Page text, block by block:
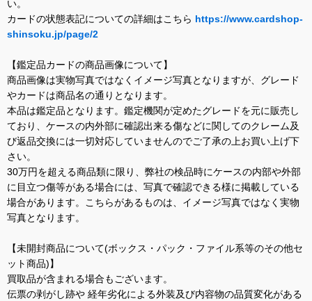
い。
カードの状態表記についての詳細はこちら https://www.cardshop-
shinsoku.jp/page/2
【鑑定品カードの商品画像について】
商品画像は実物写真ではなくイメージ写真となりますが、グレード
やカードは商品名の通りとなります。
本品は鑑定品となります。鑑定機関が定めたグレードを元に販売し
ており、ケースの内外部に確認出来る傷などに関してのクレーム及
び返品交換には一切対応していませんのでご了承の上お買い上げ下
さい。
30万円を超える商品類に限り、弊社の検品時にケースの内部や外部
に目立つ傷等がある場合には、写真で確認できる様に掲載している
場合があります。こちらがあるものは、イメージ写真ではなく実物
写真となります。
【未開封商品について(ボックス・パック・ファイル系等のその他セ
ット商品)】
買取品が含まれる場合もございます。
伝票の剥がし跡や 経年劣化による外装及び内容物の品質変化がある